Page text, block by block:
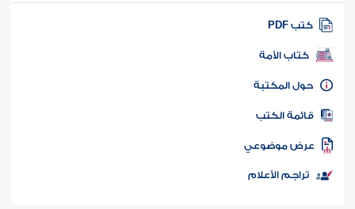
كتب PDF
كتاب الأمة
المكتبة
الكتب
موضوعي